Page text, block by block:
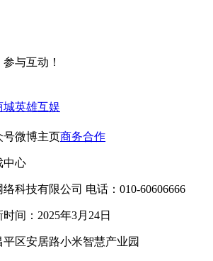
与互动！
城英雄互娱
号微博主页商务合作
中心
科技有限公司 电话：010-60606666
间：2025年3月24日
区安居路小米智慧产业园